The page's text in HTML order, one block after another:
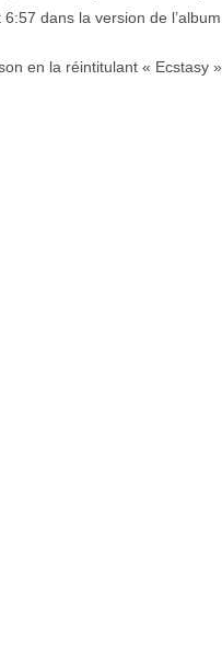
dans la version de l’album.
en la réintitulant « Ecstasy ».